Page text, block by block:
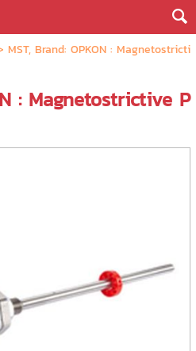
MST, Brand: OPKON : Magnetostricti
: Magnetostrictive P